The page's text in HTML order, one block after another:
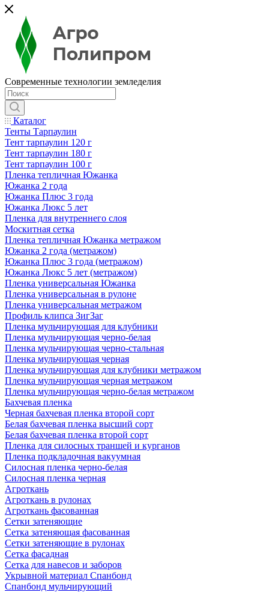
Современные технологии земледелия
Каталог
Тенты Тарпаулин
Тент тарпаулин 120 г
Тент тарпаулин 180 г
Тент тарпаулин 100 г
Пленка тепличная Южанка
Южанка 2 года
Южанка Плюс 3 года
Южанка Люкс 5 лет
Пленка для внутреннего слоя
Москитная сетка
Пленка тепличная Южанка метражом
Южанка 2 года (метражом)
Южанка Плюс 3 года (метражом)
Южанка Люкс 5 лет (метражом)
Пленка универсальная Южанка
Пленка универсальная в рулоне
Пленка универсальная метражом
Профиль клипса ЗигЗаг
Пленка мульчирующая для клубники
Пленка мульчирующая черно-белая
Пленка мульчирующая черно-стальная
Пленка мульчирующая черная
Пленка мульчирующая для клубники метражом
Пленка мульчирующая черная метражом
Пленка мульчирующая черно-белая метражом
Бахчевая пленка
Черная бахчевая пленка второй сорт
Белая бахчевая пленка высший сорт
Белая бахчевая пленка второй сорт
Пленка для силосных траншей и курганов
Пленка подкладочная вакуумная
Силосная пленка черно-белая
Силосная пленка черная
Агроткань
Агроткань в рулонах
Агроткань фасованная
Сетки затеняющие
Сетка затеняющая фасованная
Сетки затеняющие в рулонах
Сетка фасадная
Сетка для навесов и заборов
Укрывной материал Спанбонд
Спанбонд мульчирующий